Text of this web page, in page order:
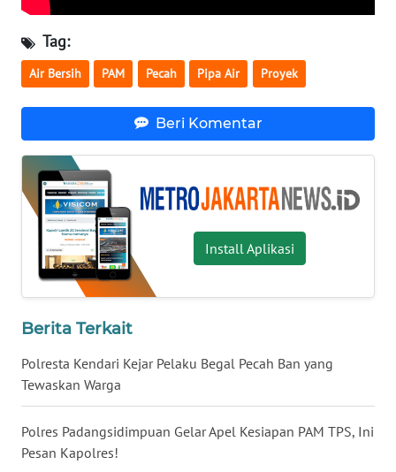
Tag:
Air Bersih PAM Pecah Pipa Air Proyek
Beri Komentar
Install Aplikasi
Berita Terkait
Polresta Kendari Kejar Pelaku Begal Pecah Ban yang
Tewaskan Warga
Polres Padangsidimpuan Gelar Apel Kesiapan PAM TPS, Ini
Pesan Kapolres!
LAMPUNG
WN
JATENG
NUSANTARA
WN
JOGJA
WN
JATIM
WN
BALI
WN
KALBAR
WN